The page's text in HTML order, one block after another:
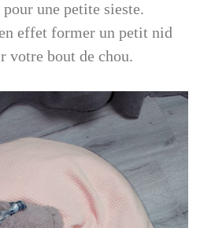
une petite sieste.
effet former un petit nid
bout de chou.